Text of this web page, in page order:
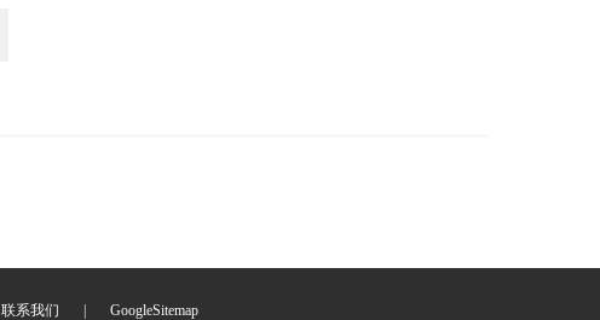
联系我们 GoogleSitemap